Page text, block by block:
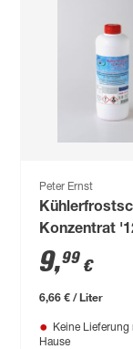
Peter Ernst
Konzentrat
Premium' 1,5 l
9,99 €
6,66 € / Liter
Keine Lieferung
Hause